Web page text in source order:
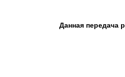
Данная передача